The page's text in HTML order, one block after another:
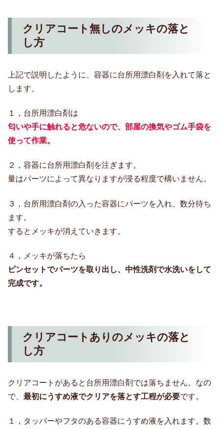
クリアコート無しのメッキの落と
し方
上記で説明したように、容器に台所用漂白剤を入れて落と
します。
１，台所用漂白剤は
匂いや手に触れると危ないので、部屋の換気やゴム手袋を
使って作業。
２，容器に台所用漂白剤を注ぎます。
量はパーツによって異なりますが浸る程度で構いません。
３，台所用漂白剤の入った容器にパーツを入れ、数分待ち
ます。
するとメッキが消えていきます。
４，メッキが落ちたら
ピンセットでパーツを取り出し、中性洗剤で水洗いをして
完成です。
クリアコートありのメッキの落と
し方
クリアコートがあると台所用漂白剤では落ちません。なの
で、 最初にうすめ液でクリアを落とす工程が必要です。
１，タッパーやフタのある容器にうすめ液を入れます。数